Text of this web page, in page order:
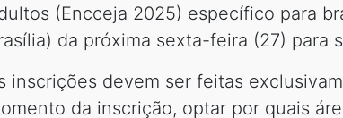
(Encceja 2025) específico para
da próxima sexta-feira (27) para
inscrições devem ser feitas
da inscrição, optar por quais